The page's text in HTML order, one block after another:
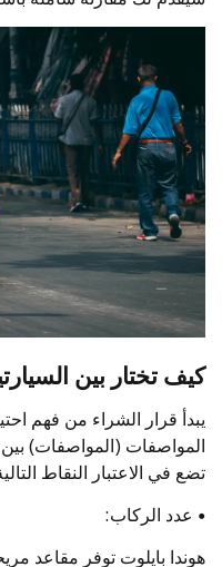
كيف تختار بين
يبدأ قرار الشراء من فهم
المواصفات (المواصفات) بين
تضع في الاعتبار النقاط
• عدد الركاب: